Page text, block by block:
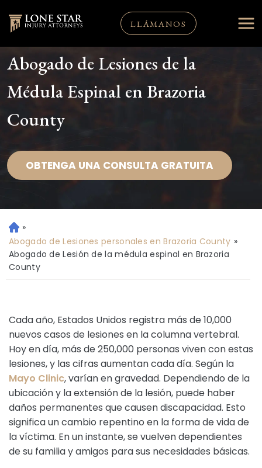
LLÁMANOS
Abogado de Lesiones de la
Médula Espinal en Brazoria
County
OBTENGA UNA CONSULTA GRATUITA
Ini
ci
o
»
Abogado de Lesiones personales en Brazoria County »
Abogado de Lesión de la médula espinal en Brazoria
County
Cada año, Estados Unidos registra más de 10,000
nuevos casos de lesiones en la columna vertebral.
Hoy en día, más de 250,000 personas viven con estas
lesiones, y las cifras aumentan cada día. Según la
Mayo Clinic, varían en gravedad. Dependiendo de la
ubicación y la extensión de la lesión, puede haber
daños permanentes que causen discapacidad. Esto
significa un cambio repentino en la forma de vida de
la víctima. En un instante, se vuelven dependientes
de su familia y amigos para sus necesidades básicas.